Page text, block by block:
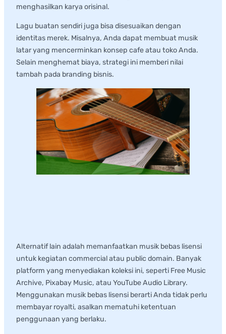
menghasilkan karya orisinal.
Lagu buatan sendiri juga bisa disesuaikan dengan
identitas merek. Misalnya, Anda dapat membuat musik
latar yang mencerminkan konsep cafe atau toko Anda.
Selain menghemat biaya, strategi ini memberi nilai
tambah pada branding bisnis.
Alternatif lain adalah memanfaatkan musik bebas lisensi
untuk kegiatan commercial atau public domain. Banyak
platform yang menyediakan koleksi ini, seperti Free Music
Archive, Pixabay Music, atau YouTube Audio Library.
Menggunakan musik bebas lisensi berarti Anda tidak perlu
membayar royalti, asalkan mematuhi ketentuan
penggunaan yang berlaku.